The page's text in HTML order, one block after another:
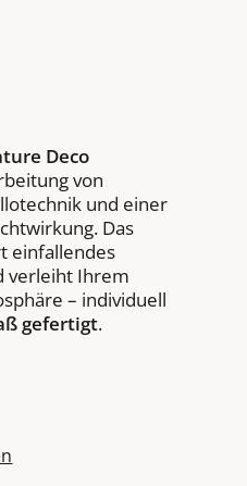
Deco
von
und einer
Das
einfallendes
verleiht Ihrem
– individuell
gefertigt.